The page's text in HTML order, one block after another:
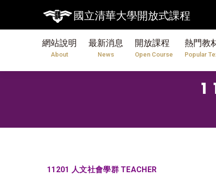
國立清華大學開放式課程
網站說明
About
最新消息
News
開放課程
Open Course
熱門教
Popular
11201 人文社會學群 TEACHER